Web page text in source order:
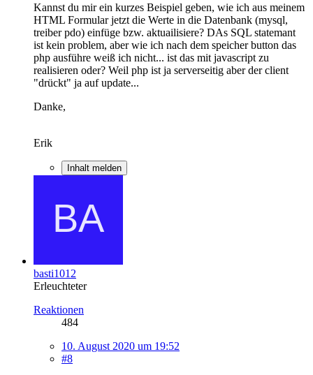
Kannst du mir ein kurzes Beispiel geben, wie ich aus meinem
HTML Formular jetzt die Werte in die Datenbank (mysql,
treiber pdo) einfüge bzw. aktuailisiere? DAs SQL statemant
ist kein problem, aber wie ich nach dem speicher button das
php ausführe weiß ich nicht... ist das mit javascript zu
realisieren oder? Weil php ist ja serverseitig aber der client
"drückt" ja auf update...
Danke,
Erik
Inhalt melden
basti1012
Erleuchteter
Reaktionen
484
10. August 2020 um 19:52
#8